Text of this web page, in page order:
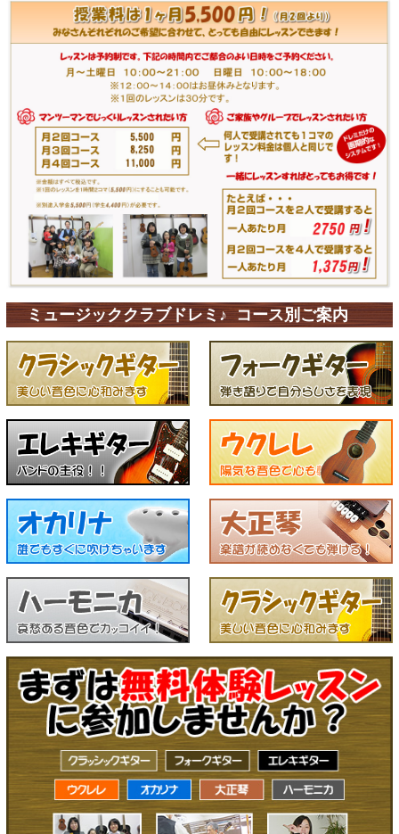
ミュージッククラブドレミ♪ コース別ご案内